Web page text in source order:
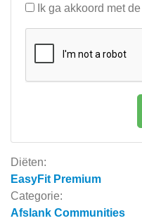
Diëten:
EasyFit Premium
Categorie:
Afslank Communities
Ik ga akkoord met de